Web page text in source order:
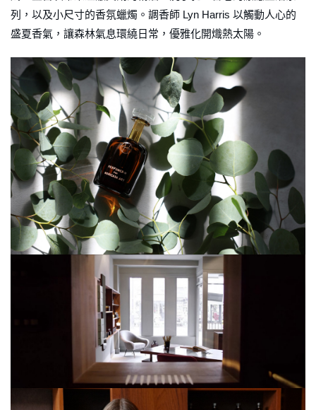
列，以及小尺寸的香氛蠟燭。調香師 Lyn Harris 以觸動人心的
盛夏香氣，讓森林氣息環繞日常，優雅化開熾熱太陽。